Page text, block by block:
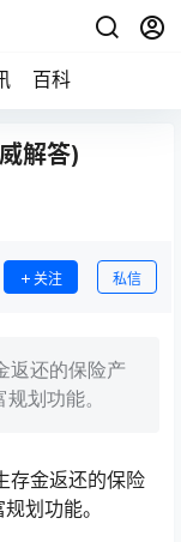
百科
解答)
关注 私信
返还的保险产
划功能。
存金返还的保险
划功能。